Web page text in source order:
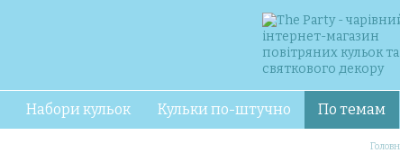
Набори кульок Кульки по-штучно По темам